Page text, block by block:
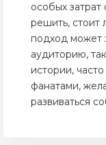
особых затрат
решить, стоит
подход может
аудиторию,
истории,
фанатами,
развиваться